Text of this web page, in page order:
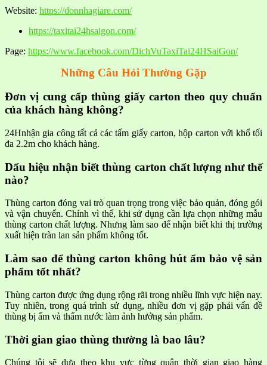
Website: https://donnhagiare.com/
https://taxitai24hsaigon.com/
Page: https://www.facebook.com/DichVuTaxiTai24HSaiGon/
Những Câu Hỏi Thường Gặp
Đơn vị cung cấp thùng giấy carton theo quy chuẩn
của khách hàng không?
24Hnhận gia công tất cả các tấm giấy carton, hộp carton với khổ tối
đa 2.2m cho khách hàng.
Dấu hiệu nhận biết thùng carton chất lượng như thế
nào?
Thùng carton đóng vai trò quan trọng trong việc bảo quản, đóng gói
và vận chuyển. Chính vì thế, khi sử dụng cần lựa chọn những mẫu
thùng carton chất lượng. Nhưng làm sao để nhận biết khi thị trường
xuất hiện tràn lan sản phẩm không tốt.
Làm sao để thùng carton không hút ẩm bảo vệ sản
phẩm tốt nhất?
Thùng carton được ứng dụng rộng rãi trong nhiều lĩnh vực hiện nay.
Tuy nhiên, trong quá trình sử dụng, nhiều đơn vị gặp phải vấn đề
thùng bị ẩm và thấm nước làm ảnh hưởng sản phẩm.
Thời gian giao thùng thường là bao lâu?
Chúng tôi sẽ dựa theo khu vực từng quận thời gian giao hàng